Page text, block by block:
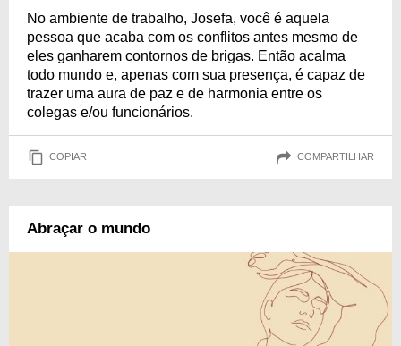
No ambiente de trabalho, Josefa, você é aquela
pessoa que acaba com os conflitos antes mesmo de
eles ganharem contornos de brigas. Então acalma
todo mundo e, apenas com sua presença, é capaz de
trazer uma aura de paz e de harmonia entre os
colegas e/ou funcionários.
COPIAR COMPARTILHAR
Abraçar o mundo